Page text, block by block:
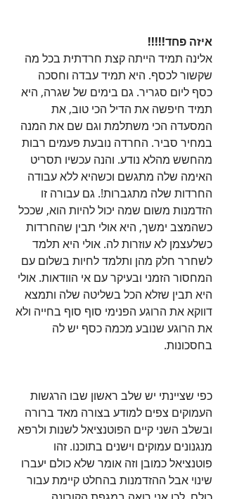
איזה פחד!!!!!
אלינה תמיד הייתה קצת חרדתית בכל מה
שקשור לכסף. היא תמיד עבדה וחסכה
כסף ליום סגריר. גם בימים של שגרה, היא
תמיד חיפשה את הדיל הכי טוב, את
המסעדה הכי משתלמת וגם שם את המנה
במחיר סביר. החרדה נובעת פעמים רבות
מהחשש מהלא נודע. והנה עכשיו תסריט
האימה שלה מתגשם וכשהיא ללא עבודה
החרדות שלה מתגברות!. גם עבורה זו
הזדמנות משום שמה יכול להיות הוא, שככל
כשהמצב ימשך, היא אולי תבין שהחרדות
כשלעצמן לא עוזרות לה. אולי היא תלמד
לשחרר חלק מהן ותלמד לחיות בשלום עם
המחסור הזמני ובעיקר עם אי הוודאות. אולי
היא תבין שזלא הכל בשליטה שלה ותמצא
דווקא את הרוגע הפנימי סוף סוף בחייה ולא
את הרוגע שנובע מכמה כסף יש לה
בחסכונות.
כפי שציינתי יש שלב ראשון שבו הרגשות
העמוקים צפים למודע בצורה מאד ברורה
ובשלב השני קיים הפוטנציאל לשנות ולרפא
מנגנונים עמוקים וישנים בתוכנו. זהו
פוטנציאל כמובן וזה אומר שלא כולם יעברו
שינוי אבל ההזדמנות בהחלט קיימת עבור